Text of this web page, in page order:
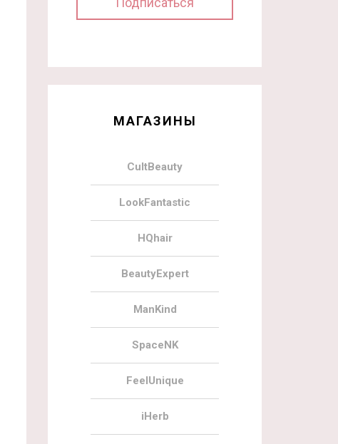
МАГАЗИНЫ
CultBeauty
LookFantastic
HQhair
BeautyExpert
ManKind
SpaceNK
FeelUnique
iHerb